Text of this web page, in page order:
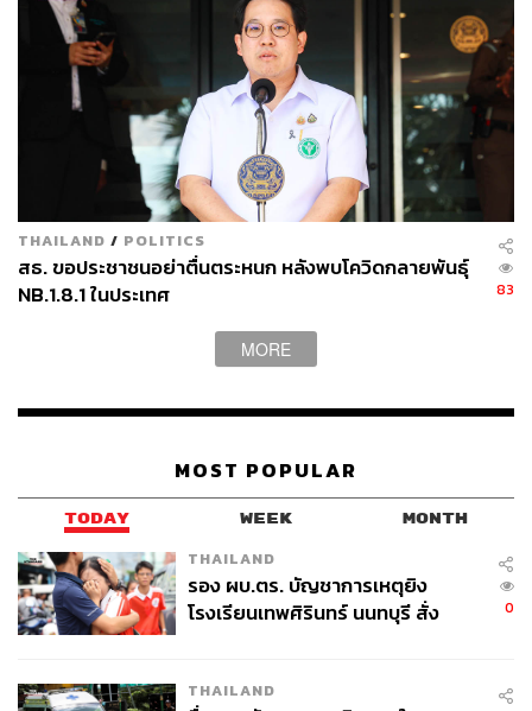
THAILAND / POLITICS
สธ. ขอประชาชนอย่าตื่นตระหนก หลังพบโควิดกลายพันธุ์
NB.1.8.1 ในประเทศ
83
MORE
MOST POPULAR
TODAY WEEK MONTH
THAILAND
รอง ผบ.ตร. บัญชาการเหตุยิง
โรงเรียนเทพศิรินทร์ นนทบุรี สั่ง
0
THAILAND